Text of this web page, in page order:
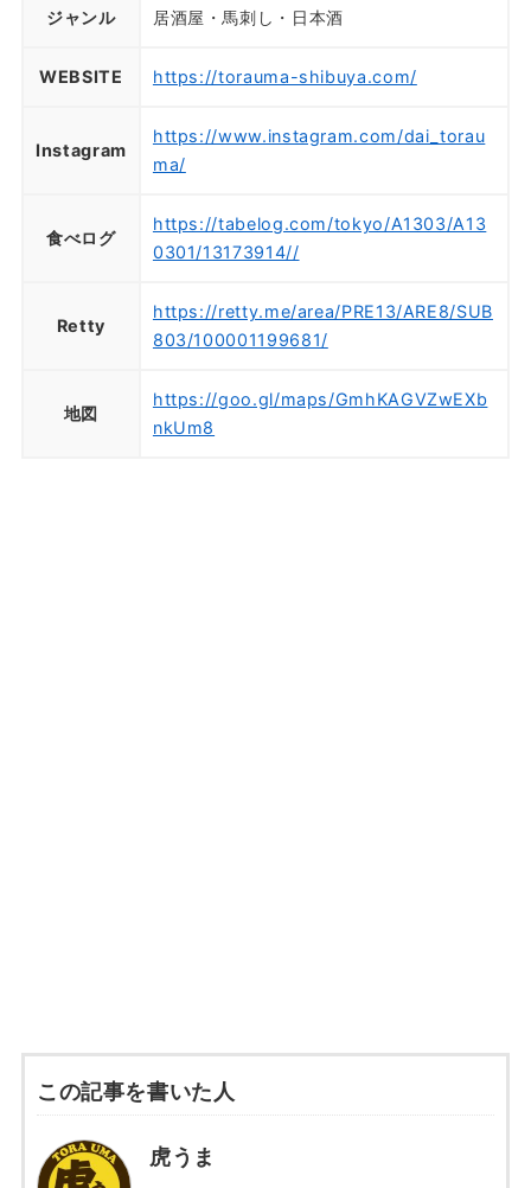
ジャンル 居酒屋・馬刺し・日本酒
WEBSITE https://torauma-shibuya.com/
Instagram
https://www.instagram.com/dai_torau
ma/
食べログ
https://tabelog.com/tokyo/A1303/A13
0301/13173914//
Retty
https://retty.me/area/PRE13/ARE8/SUB
803/100001199681/
地図
https://goo.gl/maps/GmhKAGVZwEXb
nkUm8
この記事を書いた人
虎うま